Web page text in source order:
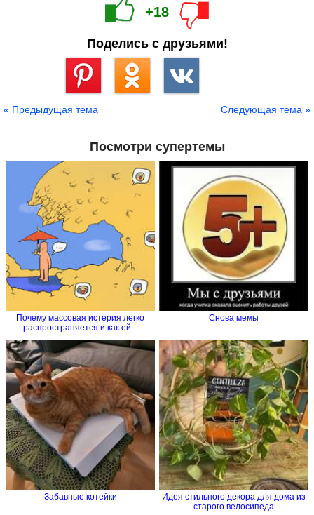
+18
Поделись с друзьями!
« Предыдущая тема Следующая тема »
Посмотри супертемы
Почему массовая истерия легко
распространяется и как ей...
Снова мемы
Забавные котейки
Идея стильного декора для дома из
старого велосипеда